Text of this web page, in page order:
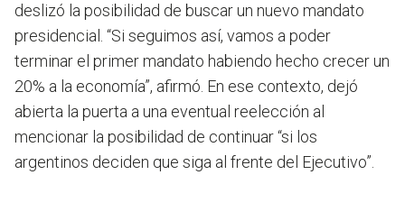
deslizó la posibilidad de buscar un nuevo mandato
presidencial. “Si seguimos así, vamos a poder
terminar el primer mandato habiendo hecho crecer un
20% a la economía”, afirmó. En ese contexto, dejó
abierta la puerta a una eventual reelección al
mencionar la posibilidad de continuar “si los
argentinos deciden que siga al frente del Ejecutivo”.